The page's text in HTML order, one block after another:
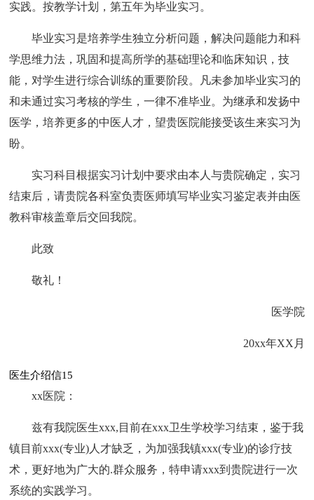
实践。按教学计划，第五年为毕业实习。
毕业实习是培养学生独立分析问题，解决问题能力和科
学思维力法，巩固和提高所学的基础理论和临床知识，技
能，对学生进行综合训练的重要阶段。凡未参加毕业实习的
和未通过实习考核的学生，一律不准毕业。为继承和发扬中
医学，培养更多的中医人才，望贵医院能接受该生来实习为
盼。
实习科目根据实习计划中要求由本人与贵院确定，实习
结束后，请贵院各科室负责医师填写毕业实习鉴定表并由医
教科审核盖章后交回我院。
此致
敬礼！
医学院
20xx年XX月
医生介绍信15
xx医院：
兹有我院医生xxx,目前在xxx卫生学校学习结束，鉴于我
镇目前xxx(专业)人才缺乏，为加强我镇xxx(专业)的诊疗技
术，更好地为广大的.群众服务，特申请xxx到贵院进行一次
系统的实践学习。